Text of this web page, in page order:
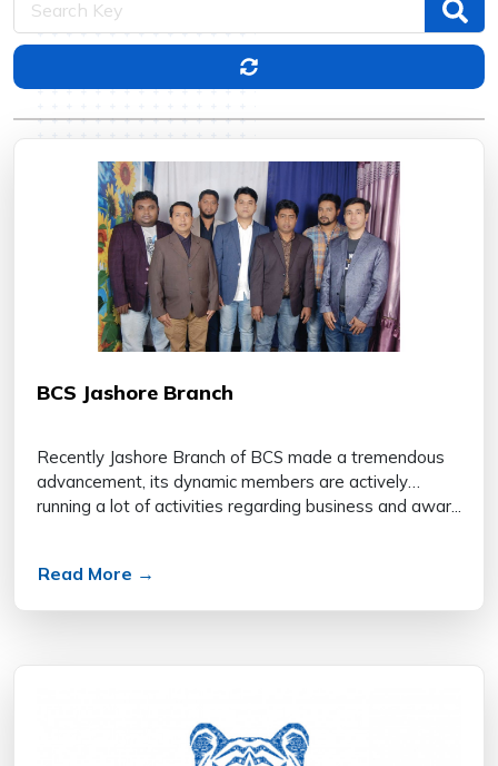
BCS Jashore Branch
Recently Jashore Branch of BCS made a tremendous
advancement, its dynamic members are actively
running a lot of activities regarding business and awar...
Read More →